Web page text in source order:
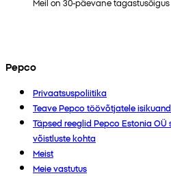
Pepco
Privaatsuspoliitika
Teave Pepco töövõtjatele
Täpsed reeglid Pepco Estonia
võistluste kohta
Meist
Meie vastutus